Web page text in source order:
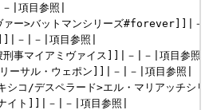
|項目参照|
ァー>バットマンシリーズ#forever]]|－
－|－|項目参照|
刑事マイアミヴァイス]]|－|－|項目参照|
ーサル・ウェポン]]|－|－|項目参照|
シコ/デスペラード>エル・マリアッチ
イト]]|－|－|項目参照|